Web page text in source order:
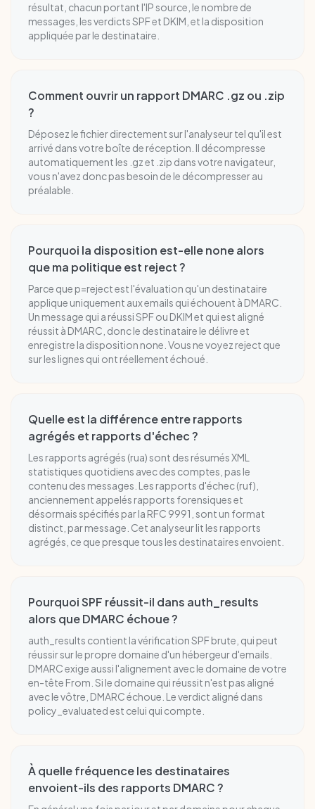
résultat, chacun portant l'IP source, le nombre de
messages, les verdicts SPF et DKIM, et la disposition
appliquée par le destinataire.
Comment ouvrir un rapport DMARC .gz ou .zip
?
Déposez le fichier directement sur l'analyseur tel qu'il est
arrivé dans votre boîte de réception. Il décompresse
automatiquement les .gz et .zip dans votre navigateur,
vous n'avez donc pas besoin de le décompresser au
préalable.
Pourquoi la disposition est-elle none alors
que ma politique est reject ?
Parce que p=reject est l'évaluation qu'un destinataire
applique uniquement aux emails qui échouent à DMARC.
Un message qui a réussi SPF ou DKIM et qui est aligné
réussit à DMARC, donc le destinataire le délivre et
enregistre la disposition none. Vous ne voyez reject que
sur les lignes qui ont réellement échoué.
Quelle est la différence entre rapports
agrégés et rapports d'échec ?
Les rapports agrégés (rua) sont des résumés XML
statistiques quotidiens avec des comptes, pas le
contenu des messages. Les rapports d'échec (ruf),
anciennement appelés rapports forensiques et
désormais spécifiés par la RFC 9991, sont un format
distinct, par message. Cet analyseur lit les rapports
agrégés, ce que presque tous les destinataires envoient.
Pourquoi SPF réussit-il dans auth_results
alors que DMARC échoue ?
auth_results contient la vérification SPF brute, qui peut
réussir sur le propre domaine d'un hébergeur d'emails.
DMARC exige aussi l'alignement avec le domaine de votre
en-tête From. Si le domaine qui réussit n'est pas aligné
avec le vôtre, DMARC échoue. Le verdict aligné dans
policy_evaluated est celui qui compte.
À quelle fréquence les destinataires
envoient-ils des rapports DMARC ?